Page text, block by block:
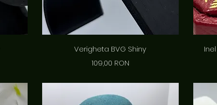
Afișare rapidă
Verigheta BVG Shiny
Preț
109,00 RON